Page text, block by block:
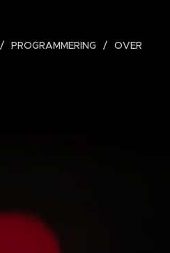
PROGRAMMERING OVER